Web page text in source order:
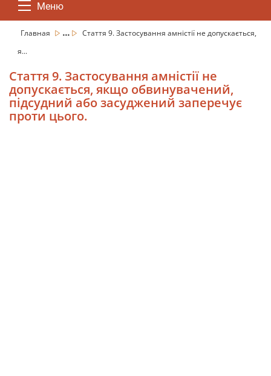
Меню
Главная ...
Стаття 9. Застосування амністії не допускається,
я...
Стаття 9. Застосування амністії не
допускається, якщо обвинувачений,
підсудний або засуджений заперечує
проти цього.